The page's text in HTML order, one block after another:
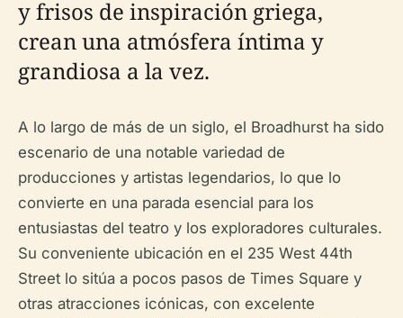
y frisos de inspiración griega,
crean una atmósfera íntima y
grandiosa a la vez.
A lo largo de más de un siglo, el Broadhurst ha sido
escenario de una notable variedad de
producciones y artistas legendarios, lo que lo
convierte en una parada esencial para los
entusiastas del teatro y los exploradores culturales.
Su conveniente ubicación en el 235 West 44th
Street lo sitúa a pocos pasos de Times Square y
otras atracciones icónicas, con excelente